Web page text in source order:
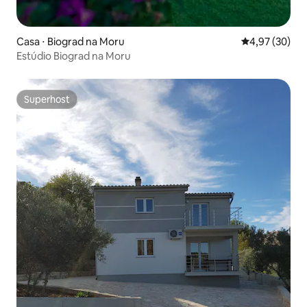
Casa ⋅ Biograd na Moru 4,97 de uma
4,97 (30)
Estúdio Biograd na Moru
Superhost
Superhost